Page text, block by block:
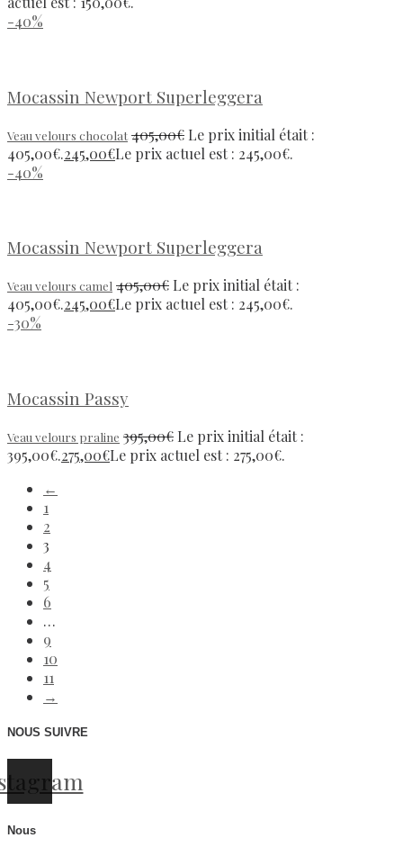
-40%
Mocassin Newport Superleggera
Veau velours chocolat 405,00€ Le prix initial était :
405,00€.245,00€Le prix actuel est : 245,00€.
-40%
Mocassin Newport Superleggera
Veau velours camel 405,00€ Le prix initial était :
405,00€.245,00€Le prix actuel est : 245,00€.
-30%
Mocassin Passy
Veau velours praline 395,00€ Le prix initial était :
395,00€.275,00€Le prix actuel est : 275,00€.
←
1
2
3
4
5
6
…
9
10
11
→
NOUS SUIVRE
Nous